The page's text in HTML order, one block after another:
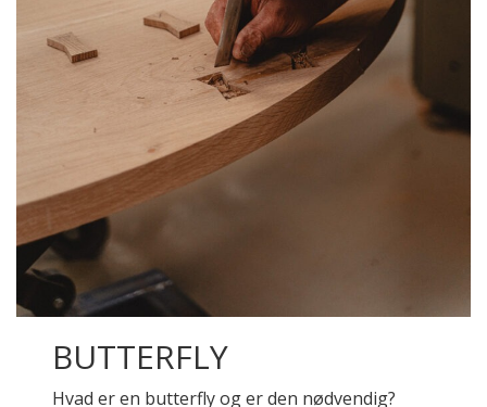
BUTTERFLY
Hvad er en butterfly og er den nødvendig?